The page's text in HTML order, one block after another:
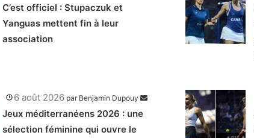
C’est officiel : Stupaczuk et
Yanguas mettent fin à leur
association
6 août 2026 par Benjamin Dupouy
Jeux méditerranéens 2026 : une
sélection féminine qui ouvre le